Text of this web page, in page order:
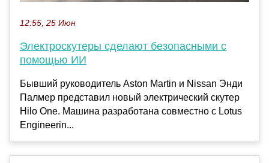
12:55, 25 Июн
Электроскутеры сделают безопасными с
помощью ИИ
Бывший руководитель Aston Martin и Nissan Энди
Палмер представил новый электрический скутер
Hilo One. Машина разработана совместно с Lotus
Engineerin...